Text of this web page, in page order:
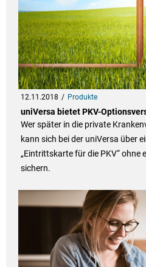
12.11.2018 Produkte
uniVersa bietet PKV-
Wer später in die private
kann sich bei der uniVersa über
„Eintrittskarte für die PKV“ ohne
sichern.